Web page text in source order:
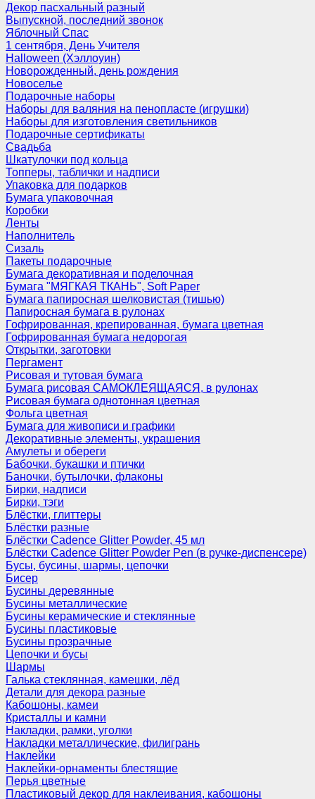
Декор пасхальный разный
Выпускной, последний звонок
Яблочный Спас
1 сентября, День Учителя
Halloween (Хэллоуин)
Новорожденный, день рождения
Новоселье
Подарочные наборы
Наборы для валяния на пенопласте (игрушки)
Наборы для изготовления светильников
Подарочные сертификаты
Свадьба
Шкатулочки под кольца
Топперы, таблички и надписи
Упаковка для подарков
Бумага упаковочная
Коробки
Ленты
Наполнитель
Сизаль
Пакеты подарочные
Бумага декоративная и поделочная
Бумага "МЯГКАЯ ТКАНЬ", Soft Paper
Бумага папиросная шелковистая (тишью)
Папиросная бумага в рулонах
Гофрированная, крепированная, бумага цветная
Гофрированная бумага недорогая
Открытки, заготовки
Пергамент
Рисовая и тутовая бумага
Бумага рисовая САМОКЛЕЯЩАЯСЯ, в рулонах
Рисовая бумага однотонная цветная
Фольга цветная
Бумага для живописи и графики
Декоративные элементы, украшения
Амулеты и обереги
Бабочки, букашки и птички
Баночки, бутылочки, флаконы
Бирки, надписи
Бирки, тэги
Блёстки, глиттеры
Блёстки разные
Блёстки Cadence Glitter Powder, 45 мл
Блёстки Cadence Glitter Powder Pen (в ручке-диспенсере)
Бусы, бусины, шармы, цепочки
Бисер
Бусины деревянные
Бусины металлические
Бусины керамические и стеклянные
Бусины пластиковые
Бусины прозрачные
Цепочки и бусы
Шармы
Галька стеклянная, камешки, лёд
Детали для декора разные
Кабошоны, камеи
Кристаллы и камни
Накладки, рамки, уголки
Накладки металлические, филигрань
Наклейки
Наклейки-орнаменты блестящие
Перья цветные
Пластиковый декор для наклеивания, кабошоны